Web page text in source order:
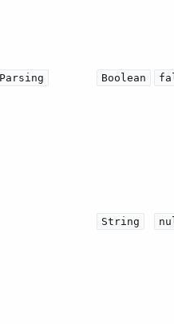
Boolean
String